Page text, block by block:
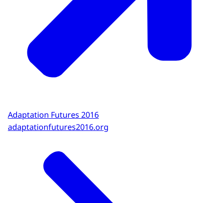
Adaptation Futures 2016
adaptationfutures2016.org